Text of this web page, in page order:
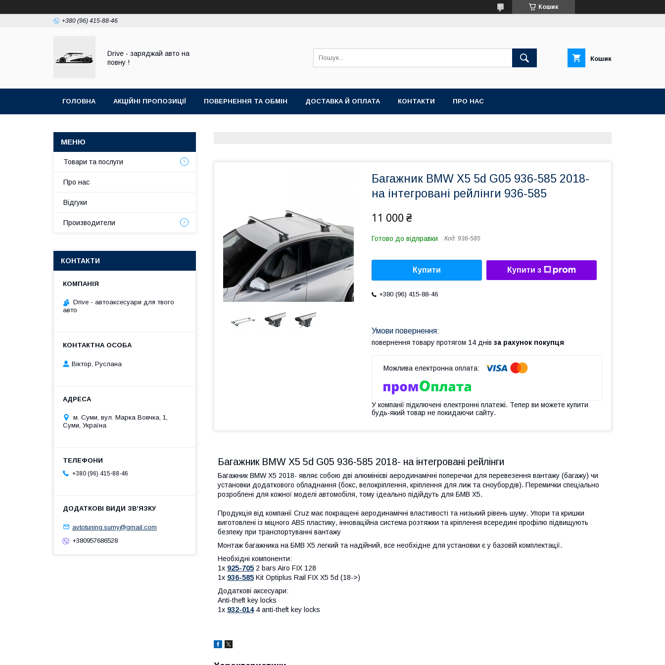
Кошик
+380 (96) 415-88-46
Drive - заряджай авто на
повну !
Кошик
ГОЛОВНА АКЦІЙНІ ПРОПОЗИЦІЇ ПОВЕРНЕННЯ ТА ОБМІН ДОСТАВКА Й ОПЛАТА КОНТАКТИ ПРО НАС
Багажник BMW X5 5d G05 936-585 2018-
на інтегровані рейлінги 936-585
11 000 ₴
Готово до відправки Код: 936-585
Купити Купити з
+380 (96) 415-88-46
повернення товару протягом 14 днів за рахунок покупця
У компанії підключені електронні платежі. Тепер ви можете купити
будь-який товар не покидаючи сайту.
Багажник BMW X5 5d G05 936-585 2018- на інтегровані рейлінги
Багажник BMW X5 2018- являє собою дві алюмінієві аеродинамічні поперечки для перевезення вантажу (багажу) чи
установки додаткового обладнання (бокс, велокріплення, кріплення для лиж та сноубордів). Перемички спеціально
розроблені для кожної моделі автомобіля, тому ідеально підійдуть для БМВ X5.
Продукція від компанії Cruz має покращені аеродинамічні властивості та низький рівень шуму. Упори та кришки
виготовлені із міцного ABS пластику, інноваційна система розтяжки та кріплення всередині профілю підвищують
безпеку при транспортуванні вантажу
Монтаж багажника на БМВ X5 легкий та надійний, все необхідне для установки є у базовій комплектації.
Необхідні компоненти:
1x 925-705 2 bars Airo FIX 128
1x 936-585 Kit Optiplus Rail FIX X5 5d (18->)
Додаткові аксесуари:
Anti-theft key locks
1x 932-014 4 anti-theft key locks
Товари та послуги
Про нас
Відгуки
Производители
КОНТАКТИ
Drive - автоаксесуари для твого
авто
Віктор, Руслана
м. Суми, вул. Марка Вовчка, 1,
Суми, Україна
+380 (96) 415-88-46
avtotuning.sumy@gmail.com
+380957686528